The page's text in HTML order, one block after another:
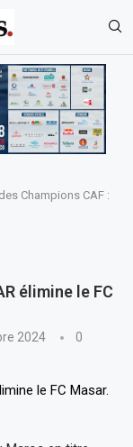
Champions CAF :
élimine le FC
2024
0